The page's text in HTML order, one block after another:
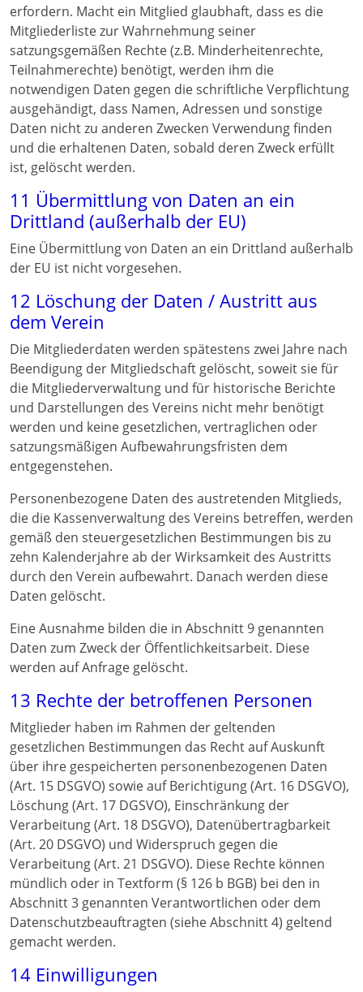
erfordern. Macht ein Mitglied glaubhaft, dass es die
Mitgliederliste zur Wahrnehmung seiner
satzungsgemäßen Rechte (z.B. Minderheitenrechte,
Teilnahmerechte) benötigt, werden ihm die
notwendigen Daten gegen die schriftliche Verpflichtung
ausgehändigt, dass Namen, Adressen und sonstige
Daten nicht zu anderen Zwecken Verwendung finden
und die erhaltenen Daten, sobald deren Zweck erfüllt
ist, gelöscht werden.
11 Übermittlung von Daten an ein
Drittland (außerhalb der EU)
Eine Übermittlung von Daten an ein Drittland außerhalb
der EU ist nicht vorgesehen.
12 Löschung der Daten / Austritt aus
dem Verein
Die Mitgliederdaten werden spätestens zwei Jahre nach
Beendigung der Mitgliedschaft gelöscht, soweit sie für
die Mitgliederverwaltung und für historische Berichte
und Darstellungen des Vereins nicht mehr benötigt
werden und keine gesetzlichen, vertraglichen oder
satzungsmäßigen Aufbewahrungsfristen dem
entgegenstehen.
Personenbezogene Daten des austretenden Mitglieds,
die die Kassenverwaltung des Vereins betreffen, werden
gemäß den steuergesetzlichen Bestimmungen bis zu
zehn Kalenderjahre ab der Wirksamkeit des Austritts
durch den Verein aufbewahrt. Danach werden diese
Daten gelöscht.
Eine Ausnahme bilden die in Abschnitt 9 genannten
Daten zum Zweck der Öffentlichkeitsarbeit. Diese
werden auf Anfrage gelöscht.
13 Rechte der betroffenen Personen
Mitglieder haben im Rahmen der geltenden
gesetzlichen Bestimmungen das Recht auf Auskunft
über ihre gespeicherten personenbezogenen Daten
(Art. 15 DSGVO) sowie auf Berichtigung (Art. 16 DSGVO),
Löschung (Art. 17 DGSVO), Einschränkung der
Verarbeitung (Art. 18 DSGVO), Datenübertragbarkeit
(Art. 20 DSGVO) und Widerspruch gegen die
Verarbeitung (Art. 21 DSGVO). Diese Rechte können
mündlich oder in Textform (§ 126 b BGB) bei den in
Abschnitt 3 genannten Verantwortlichen oder dem
Datenschutzbeauftragten (siehe Abschnitt 4) geltend
gemacht werden.
14 Einwilligungen